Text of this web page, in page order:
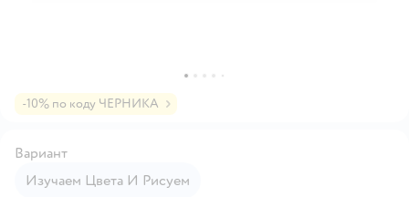
-10% по коду ЧЕРНИКА
Вариант
Изучаем Цвета И Рисуем